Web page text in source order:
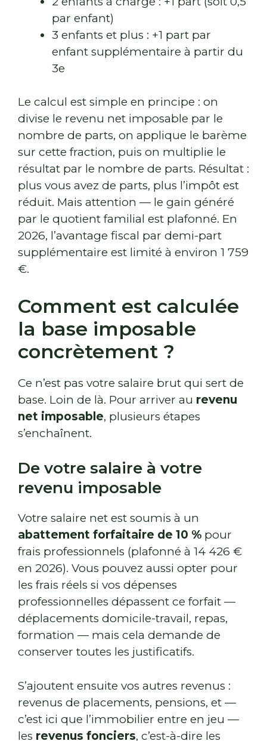
par enfant)
3 enfants et plus : +1 part par
enfant supplémentaire à partir du
3e
Le calcul est simple en principe : on
divise le revenu net imposable par le
nombre de parts, on applique le barème
sur cette fraction, puis on multiplie le
résultat par le nombre de parts. Résultat :
plus vous avez de parts, plus l’impôt est
réduit. Mais attention — le gain généré
par le quotient familial est plafonné. En
2026, l’avantage fiscal par demi-part
supplémentaire est limité à environ 1 759
€.
Comment est calculée
la base imposable
concrètement ?
Ce n’est pas votre salaire brut qui sert de
base. Loin de là. Pour arriver au revenu
net imposable, plusieurs étapes
s’enchaînent.
De votre salaire à votre
revenu imposable
Votre salaire net est soumis à un
abattement forfaitaire de 10 % pour
frais professionnels (plafonné à 14 426 €
en 2026). Vous pouvez aussi opter pour
les frais réels si vos dépenses
professionnelles dépassent ce forfait —
déplacements domicile-travail, repas,
formation — mais cela demande de
conserver toutes les justificatifs.
S’ajoutent ensuite vos autres revenus :
revenus de placements, pensions, et —
c’est ici que l’immobilier entre en jeu —
les revenus fonciers, c’est-à-dire les